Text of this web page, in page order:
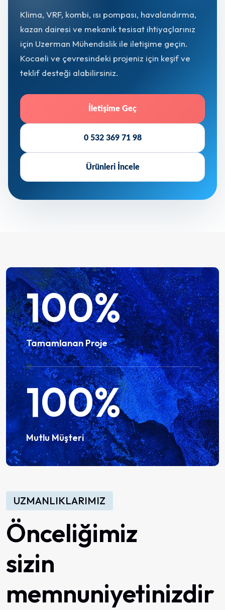
Klima, VRF, kombi, ısı pompası, havalandırma,
kazan dairesi ve mekanik tesisat ihtiyaçlarınız
için Uzerman Mühendislik ile iletişime geçin.
Kocaeli ve çevresindeki projeniz için keşif ve
teklif desteği alabilirsiniz.
İletişime Geç
0 532 369 71 98
Ürünleri İncele
100%
Tamamlanan Proje
100%
Mutlu Müşteri
UZMANLIKLARIMIZ
Önceliğimiz
sizin
memnuniyetinizdir